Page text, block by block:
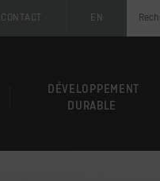
CONTACT EN
DÉVELOPPEMENT
DURABLE